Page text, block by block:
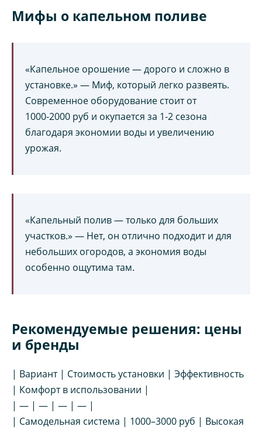
Мифы о капельном поливе
«Капельное орошение — дорого и сложно в
установке.» — Миф, который легко развеять.
Современное оборудование стоит от
1000‑2000 руб и окупается за 1‑2 сезона
благодаря экономии воды и увеличению
урожая.
«Капельный полив — только для больших
участков.» — Нет, он отлично подходит и для
небольших огородов, а экономия воды
особенно ощутима там.
Рекомендуемые решения: цены
и бренды
| Вариант | Стоимость установки | Эффективность
| Комфорт в использовании |
| — | — | — | — |
| Самодельная система | 1000–3000 руб | Высокая